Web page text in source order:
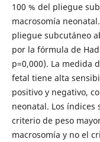
100 % del pliegue
macrosomía
pliegue subcutáneo
por la fórmula de
p=0,000). La medida
fetal tiene alta
positivo y negativo,
neonatal. Los índices
criterio de peso
macrosomía y no el